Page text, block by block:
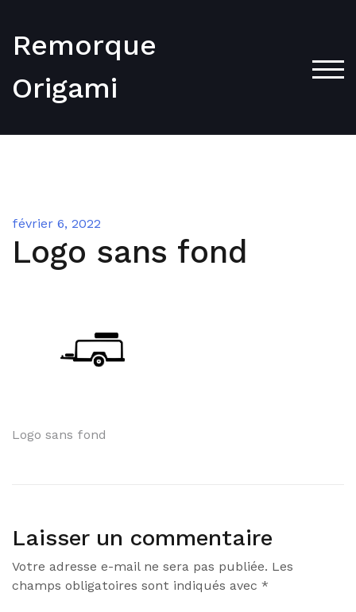
content
Remorque
Origami
février 6, 2022
Logo sans fond
Navigation
Logo sans fond
Laisser un commentaire
Votre adresse e-mail ne sera pas publiée. Les
champs obligatoires sont indiqués avec *